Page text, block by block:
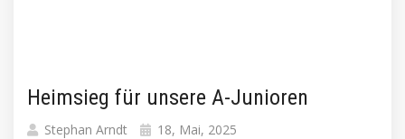
Heimsieg für unsere A-Junioren
Stephan Arndt
18, Mai, 2025